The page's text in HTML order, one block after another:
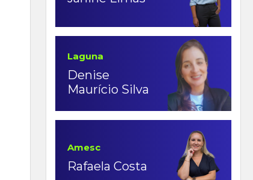
Laguna
Denise
Maurício Silva
Amesc
Rafaela Costa